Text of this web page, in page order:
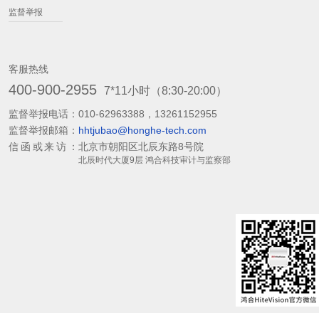
监督举报
客服热线
400-900-2955 7*11小时（8:30-20:00）
监督举报电话： 010-62963388，13261152955
监督举报邮箱： hhtjubao@honghe-tech.com
信函或来访： 北京市朝阳区北辰东路8号院
北辰时代大厦9层 鸿合科技审计与监察部